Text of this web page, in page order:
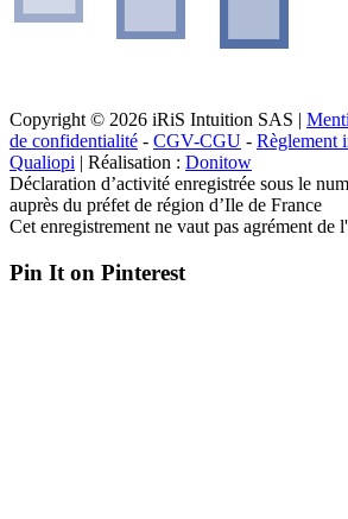
Copyright © 2026 iRiS Intuition SAS |
de confidentialité - CGV-CGU - Règlement
Qualiopi | Réalisation : Donitow
Déclaration d’activité enregistrée sous le
auprès du préfet de région d’Ile de France
Cet enregistrement ne vaut pas agrément de
Pin It on Pinterest